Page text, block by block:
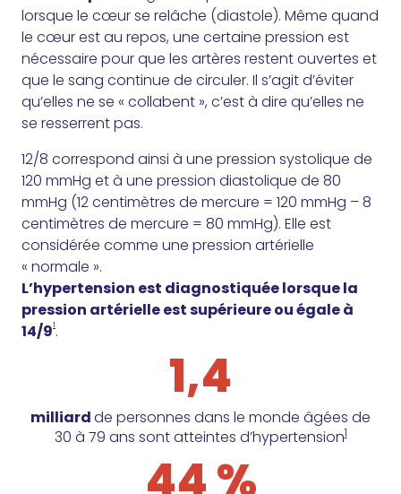
lorsque le cœur se relâche (diastole). Même quand
le cœur est au repos, une certaine pression est
nécessaire pour que les artères restent ouvertes et
que le sang continue de circuler. Il s’agit d’éviter
qu’elles ne se « collabent », c’est à dire qu’elles ne
se resserrent pas.
12/8 correspond ainsi à une pression systolique de
120 mmHg et à une pression diastolique de 80
mmHg (12 centimètres de mercure = 120 mmHg – 8
centimètres de mercure = 80 mmHg). Elle est
considérée comme une pression artérielle
« normale ».
L’hypertension est diagnostiquée lorsque la
pression artérielle est supérieure ou égale à
14/91.
1,4
milliardde personnes dans le monde âgées de
30 à 79 ans sont atteintes d’hypertension1